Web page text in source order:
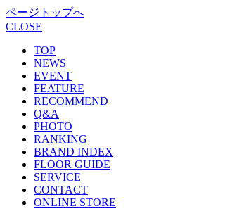
ページトップへ
CLOSE
TOP
NEWS
EVENT
FEATURE
RECOMMEND
Q&A
PHOTO
RANKING
BRAND INDEX
FLOOR GUIDE
SERVICE
CONTACT
ONLINE STORE